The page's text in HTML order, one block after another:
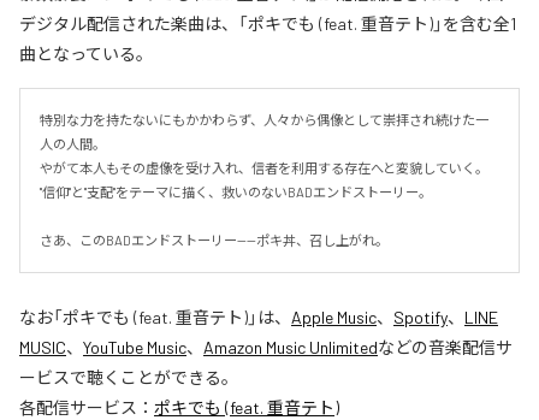
デジタル配信された楽曲は、「ポキでも (feat. 重音テト)」を含む全1
曲となっている。
特別な力を持たないにもかかわらず、人々から偶像として崇拝され続けた一
人の人間。
やがて本人もその虚像を受け入れ、信者を利用する存在へと変貌していく。
"信仰"と"支配"をテーマに描く、救いのないBADエンドストーリー。
さあ、このBADエンドストーリー——ポキ丼、召し上がれ。
なお「ポキでも (feat. 重音テト)」は、 Apple Music、 Spotify、 LINE
MUSIC、 YouTube Music、 Amazon Music Unlimitedなどの音楽配信サ
ービスで聴くことができる。
各配信サービス： ポキでも (feat. 重音テト)